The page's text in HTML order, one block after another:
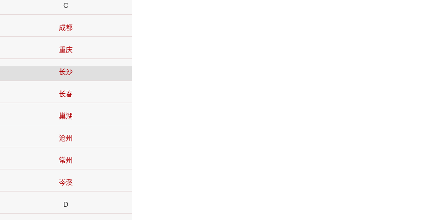
C
成都
重庆
长沙
长春
巢湖
沧州
常州
岑溪
D